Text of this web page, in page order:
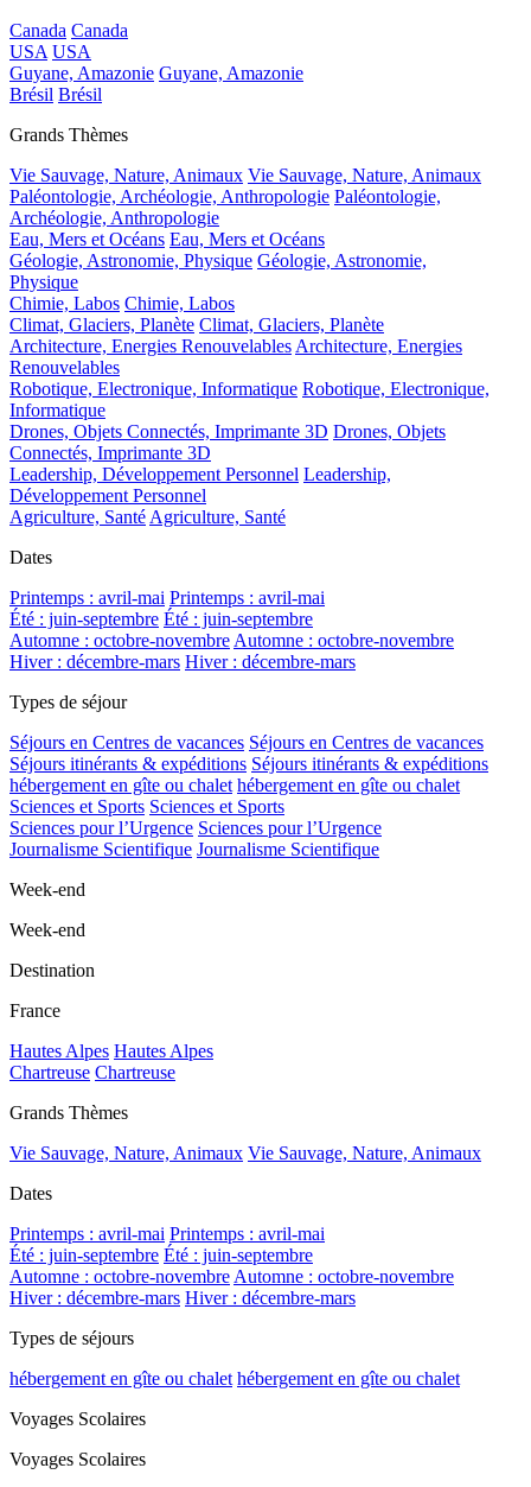
Canada Canada
USA USA
Guyane, Amazonie Guyane, Amazonie
Brésil Brésil
Grands Thèmes
Vie Sauvage, Nature, Animaux Vie Sauvage, Nature, Animaux
Paléontologie, Archéologie, Anthropologie Paléontologie,
Archéologie, Anthropologie
Eau, Mers et Océans Eau, Mers et Océans
Géologie, Astronomie, Physique Géologie, Astronomie,
Physique
Chimie, Labos Chimie, Labos
Climat, Glaciers, Planète Climat, Glaciers, Planète
Architecture, Energies Renouvelables Architecture, Energies
Renouvelables
Robotique, Electronique, Informatique Robotique, Electronique,
Informatique
Drones, Objets Connectés, Imprimante 3D Drones, Objets
Connectés, Imprimante 3D
Leadership, Développement Personnel Leadership,
Développement Personnel
Agriculture, Santé Agriculture, Santé
Dates
Printemps : avril-mai Printemps : avril-mai
Été : juin-septembre Été : juin-septembre
Automne : octobre-novembre Automne : octobre-novembre
Hiver : décembre-mars Hiver : décembre-mars
Types de séjour
Séjours en Centres de vacances Séjours en Centres de vacances
Séjours itinérants & expéditions Séjours itinérants & expéditions
hébergement en gîte ou chalet hébergement en gîte ou chalet
Sciences et Sports Sciences et Sports
Sciences pour l’Urgence Sciences pour l’Urgence
Journalisme Scientifique Journalisme Scientifique
Week-end
Week-end
Destination
France
Hautes Alpes Hautes Alpes
Chartreuse Chartreuse
Grands Thèmes
Vie Sauvage, Nature, Animaux Vie Sauvage, Nature, Animaux
Dates
Printemps : avril-mai Printemps : avril-mai
Été : juin-septembre Été : juin-septembre
Automne : octobre-novembre Automne : octobre-novembre
Hiver : décembre-mars Hiver : décembre-mars
Types de séjours
hébergement en gîte ou chalet hébergement en gîte ou chalet
Voyages Scolaires
Voyages Scolaires